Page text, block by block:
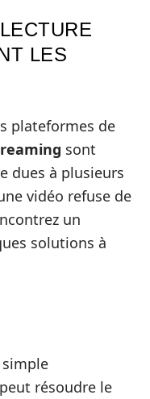
LES
plateformes de
sont
dues à plusieurs
vidéo refuse de
un
solutions à
résoudre le